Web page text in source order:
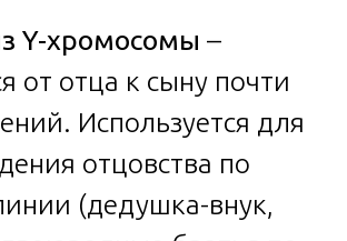
Y-хромосомы –
от отца к сыну почти
Используется для
отцовства по
(дедушка-внук,